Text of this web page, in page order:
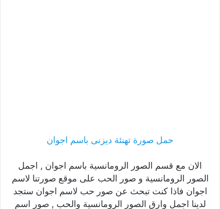
حمل صورة تهنئة ديزنى باسم اجوان
الان مع قسم الصور الرومانسية باسم اجوان , اجمل
الصور الرومانسية و صور الحب على موقع صورتنا لاسم
اجوان فاذا كنت تبحث عن صور حب لاسم اجوان ستجد
لدينا اجمل وارق الصور الرومانسية والحب , صور اسم